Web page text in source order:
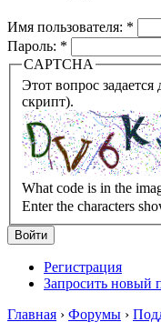
Имя пользователя: *
Пароль: *
CAPTCHA
Этот вопрос задается для того, чтобы
скрипт).
What code is in the
Enter the characters
Регистрация
Запросить новый
Главная › Форумы ›